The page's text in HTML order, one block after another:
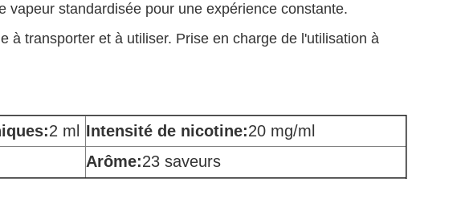
standardisée pour une expérience constante.
à transporter et à utiliser. Prise en charge de l'utilisation à
2 ml Intensité de nicotine:20 mg/ml
Arôme:23 saveurs